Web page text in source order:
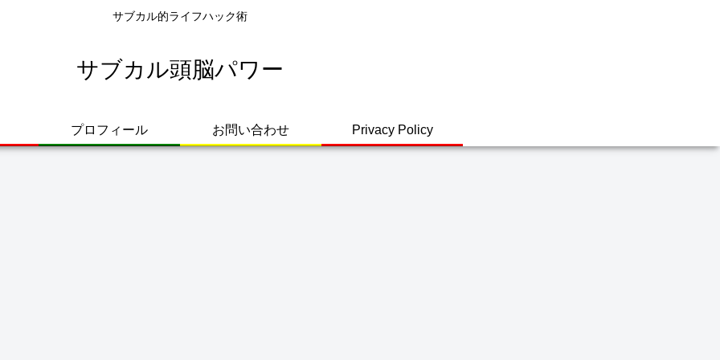
サブカル的ライフハック術
サブカル頭脳パワー
プロフィール お問い合わせ Privacy Policy